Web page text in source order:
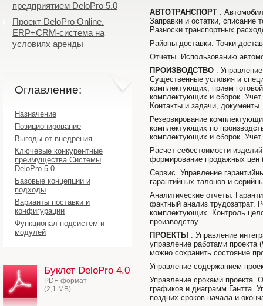
предприятием DeloPro 5.0
Проект DeloPro Online.
ERP+CRM-система на
условиях аренды
Оглавление:
Назначение
Позиционирование
Выгоды от внедрения
Ключевые конкурентные
преимущества Системы
DeloPro 5.0
Базовые концепции и
подходы
Варианты поставки и
конфигурации
Функционал подсистем и
модулей
Буклет DeloPro 4.0
PDF-формат
(2,1 MB).
АВТОТРАНСПОРТ .
Заправки и остатки, списание
Разноски транспортных
Районы доставки. Точки
Отчеты. Использованию
ПРОИЗВОДСТВО .
Существенные условия и
комплектующих, прием
комплектующих и сборок.
Контакты и задачи, документы
Резервирование
комплектующих по
комплектующих и сборок. Учет
Расчет себестоимости
формирование продажных цен
Сервис. Управление
гарантийных талонов и
Аналитические отчеты.
фактный анализ трудозатрат.
комплектующих. Контроль
производству.
ПРОЕКТЫ . Управление
управление работами
можно сохранить состояние
Управление содержанием
Управление сроками проекта.
графиков и диаграмм Гантта.
поздних сроков начала и